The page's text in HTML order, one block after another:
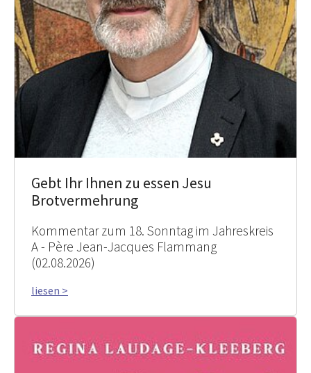
Gebt Ihr Ihnen zu essen Jesu
Brotvermehrung
Kommentar zum 18. Sonntag im Jahreskreis
A - Père Jean-Jacques Flammang
(02.08.2026)
liesen >